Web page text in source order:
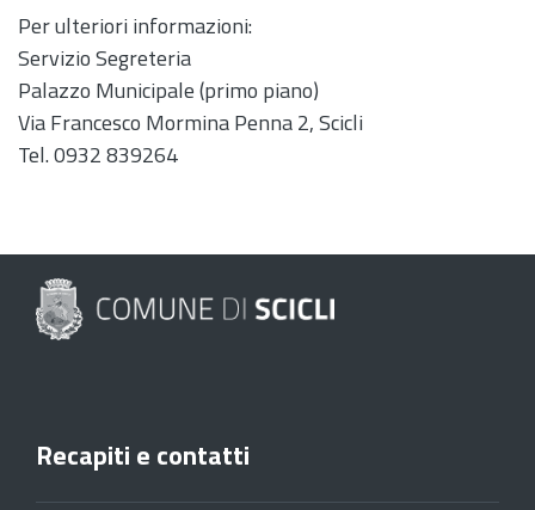
Per ulteriori informazioni:
Servizio Segreteria
Palazzo Municipale (primo piano)
Via Francesco Mormina Penna 2, Scicli
Tel. 0932 839264
Recapiti e contatti